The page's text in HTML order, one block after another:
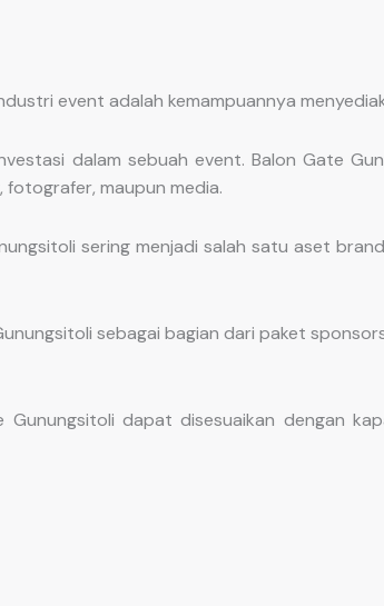
event adalah kemampuannya
dalam sebuah event. Balon Gate
maupun media.
sering menjadi salah satu aset
sebagai bagian dari paket
dapat disesuaikan dengan